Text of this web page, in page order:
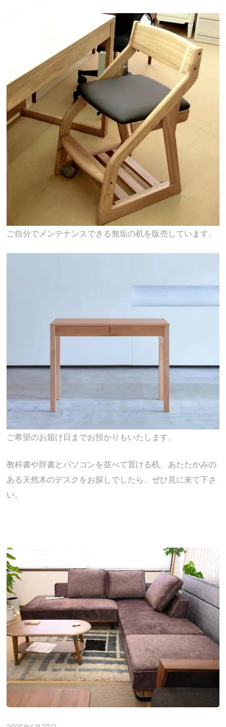
ご自分でメンテナンスできる無垢の机を販売しています。
ご希望のお届け日までお預かりもいたします。
教科書や辞書とパソコンを並べて置ける机、あたたかみの
ある天然木のデスクをお探しでしたら、ぜひ見に来て下さ
い。